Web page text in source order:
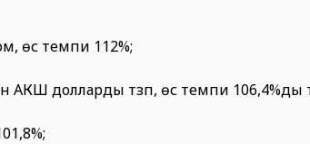
өсүү темпи 112%;
долларды түзүп, өсүү темпи 106,4%ды